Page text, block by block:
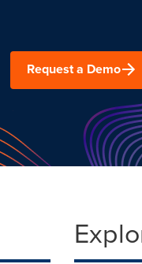
Request a Demo